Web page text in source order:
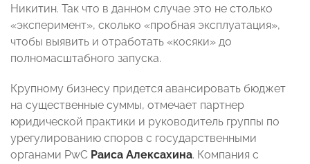
Никитин. Так что в данном случае это не столько
«эксперимент», сколько «пробная эксплуатация»,
чтобы выявить и отработать «косяки» до
полномасштабного запуска.
Крупному бизнесу придется авансировать бюджет
на существенные суммы, отмечает партнер
юридической практики и руководитель группы по
урегулированию споров с государственными
органами PwC Раиса Алексахина. Компания с